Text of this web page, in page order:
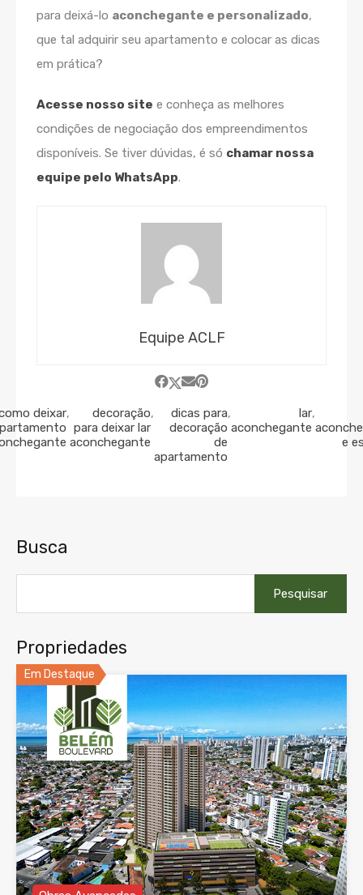
para deixá-lo aconchegante e personalizado,
que tal adquirir seu apartamento e colocar as dicas
em prática?
Acesse nosso site e conheça as melhores
condições de negociação dos empreendimentos
disponíveis. Se tiver dúvidas, é só chamar nossa
equipe pelo WhatsApp.
Equipe ACLF
deixar,
decoração
para deixar lar
aconchegante
,
dicas para
decoração
de
apartamento
,
lar
aconchegante
,
e
Busca
por:
Propriedades
Em Destaque